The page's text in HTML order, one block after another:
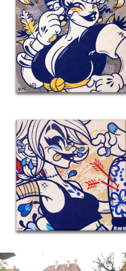
5 – Souvenirs De La Réunion
2 – Souvenirs De Waterford –